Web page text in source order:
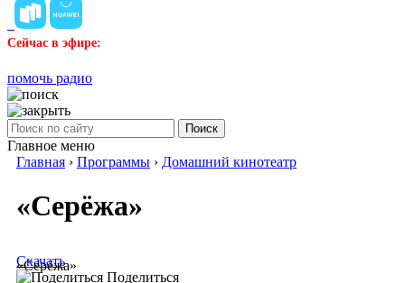
Сейчас в эфире:
помочь радио
Поиск
Главное меню
Главная › Программы › Домашний кинотеатр
«Серёжа»
«Серёжа»
Скачать
Поделиться